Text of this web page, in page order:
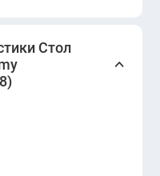
необходимыми
деловых
задач.
KANO
в свое
Стол